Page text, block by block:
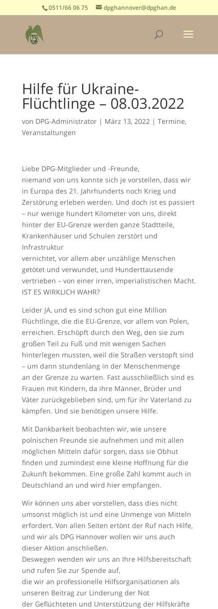
0511/66 06 75 dpghannover@dpghan.de
Hilfe für Ukraine-
Flüchtlinge – 08.03.2022
von DPG-Administrator| März 13, 2022| Termine,
Veranstaltungen
Liebe DPG-Mitglieder und -Freunde,
niemand von uns konnte sich je vorstellen, dass wir
in Europa des 21. Jahrhunderts noch Krieg und
Zerstörung erleben werden. Und doch ist es passiert
– nur wenige hundert Kilometer von uns, direkt
hinter der EU-Grenze werden ganze Stadtteile,
Krankenhäuser und Schulen zerstört und
Infrastruktur
vernichtet, vor allem aber unzählige Menschen
getötet und verwundet, und Hunderttausende
vertrieben – von einer irren, imperialistischen Macht.
IST ES WIRKLICH WAHR?
Leider JA, und es sind schon gut eine Million
Flüchtlinge, die die EU-Grenze, vor allem von Polen,
erreichen. Erschöpft durch den Weg, den sie zum
großen Teil zu Fuß und mit wenigen Sachen
hinterlegen mussten, weil die Straßen verstopft sind
– um dann stundenlang in der Menschenmenge
an der Grenze zu warten. Fast ausschließlich sind es
Frauen mit Kindern, da ihre Männer, Brüder und
Väter zurückgeblieben sind, um für ihr Vaterland zu
kämpfen. Und sie benötigen unsere Hilfe.
Mit Dankbarkeit beobachten wir, wie unsere
polnischen Freunde sie aufnehmen und mit allen
möglichen Mitteln dafür sorgen, dass sie Obhut
finden und zumindest eine kleine Hoffnung für die
Zukunft bekommen. Eine große Zahl kommt auch in
Deutschland an und wird hier empfangen.
Wir können uns aber vorstellen, dass dies nicht
umsonst möglich ist und eine Unmenge von Mitteln
erfordert. Von allen Seiten ertönt der Ruf nach Hilfe,
und wir als DPG Hannover wollen wir uns auch
dieser Aktion anschließen.
Deswegen wenden wir uns an Ihre Hilfsbereitschaft
und rufen Sie zur Spende auf,
die wir an professionelle Hilfsorganisationen als
unseren Beitrag zur Linderung der Not
der Geflüchteten und Unterstützung der Hilfskräfte